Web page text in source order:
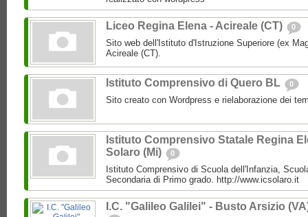
Liceo Regina Elena - Acireale (CT) 0
Sito web dell'Istituto d'Istruzione Superiore (ex
Acireale (CT).
Istituto Comprensivo di Quero BL 0
Sito creato con Wordpress e rielaborazione dei
Istituto Comprensivo Statale Regina
Solaro (Mi)
0
Istituto Comprensivo di Scuola dell'Infanzia,
Secondaria di Primo grado. http://www.icsolaro.it
I.C. "Galileo Galilei" - Busto Arsizio